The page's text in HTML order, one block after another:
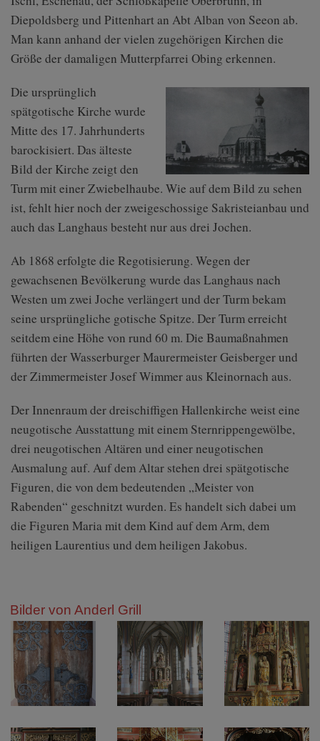
Diese Website nutzt Matomo Analytics für die Auswertung der
Seitenaufrufe als Statistik. Die hierdurch gespeicherten Daten werden
ausschließlich auf unseren eigenen Servern gespeichert. Eine
Übertragung an Dritte erfolgt nicht. Wir verwenden die Funktion
AnonymizeIP zur Anonymisierung Ihrer IP-Adresse, so dass diese gekürzt
wird und nicht mehr Ihrem Besuch auf unserer Internetseite zugeordnet
YouTube / Vimeo
Videos werden über die Plattformen YouTube oder Vimeo eingebunden.
Wir nutzen YouTube im erweiterten Datenschutzmodus. Dieser Modus
bewirkt laut YouTube, dass YouTube keine Informationen über die
Besucher auf dieser Website speichert, bevor diese sich das Video
Eingebundene Inhalte
Optional sind externe Inhalte auf den Seiten dieser Website
oder auch Anwendungen einer externen Website.
Diepoldsberg und Pittenhart an Abt Alban von Seeon ab.
Man kann anhand der vielen zugehörigen Kirchen die
Größe der damaligen Mutterpfarrei Obing erkennen.
Die ursprünglich
spätgotische Kirche wurde
Mitte des 17. Jahrhunderts
barockisiert. Das älteste
Bild der Kirche zeigt den
Turm mit einer Zwiebelhaube. Wie auf dem Bild zu sehen
ist, fehlt hier noch der zweigeschossige Sakristeianbau und
auch das Langhaus besteht nur aus drei Jochen.
Ab 1868 erfolgte die Regotisierung. Wegen der
gewachsenen Bevölkerung wurde das Langhaus nach
Westen um zwei Joche verlängert und der Turm bekam
seine ursprüngliche gotische Spitze. Der Turm erreicht
seitdem eine Höhe von rund 60 m. Die Baumaßnahmen
führten der Wasserburger Maurermeister Geisberger und
der Zimmermeister Josef Wimmer aus Kleinornach aus.
Der Innenraum der dreischiffigen Hallenkirche weist eine
neugotische Ausstattung mit einem Sternrippengewölbe,
drei neugotischen Altären und einer neugotischen
Ausmalung auf. Auf dem Altar stehen drei spätgotische
Figuren, die von dem bedeutenden „Meister von
Rabenden“ geschnitzt wurden. Es handelt sich dabei um
die Figuren Maria mit dem Kind auf dem Arm, dem
heiligen Laurentius und dem heiligen Jakobus.
Bilder von Anderl Grill